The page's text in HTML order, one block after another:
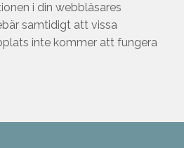
i din webbläsares
samtidigt att vissa
inte kommer att fungera